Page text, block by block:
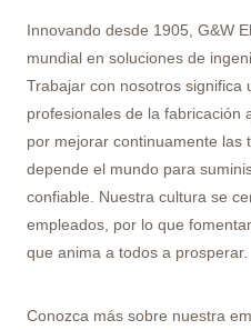
Innovando desde 1905, G&W
mundial en soluciones de
Trabajar con nosotros significa
profesionales de la fabricación
por mejorar continuamente las
depende el mundo para
confiable. Nuestra cultura se
empleados, por lo que
que anima a todos a prosperar.
Conozca más sobre nuestra